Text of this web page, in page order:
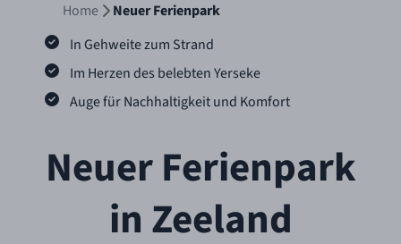
Home
Neuer Ferienpark
In Gehweite zum Strand
Im Herzen des belebten Yerseke
Auge für Nachhaltigkeit und Komfort
Neuer Ferienpark
in Zeeland